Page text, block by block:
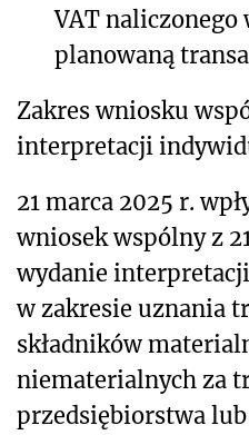
VAT naliczonego
planowaną
Zakres wniosku
interpretacji
21 marca 2025 r.
wniosek wspólny z
wydanie
w zakresie uznania
składników
niematerialnych za
przedsiębiorstwa